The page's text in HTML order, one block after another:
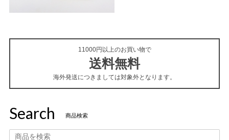
11000円以上のお買い物で
送料無料
海外発送につきましては対象外となります。
Search 商品検索